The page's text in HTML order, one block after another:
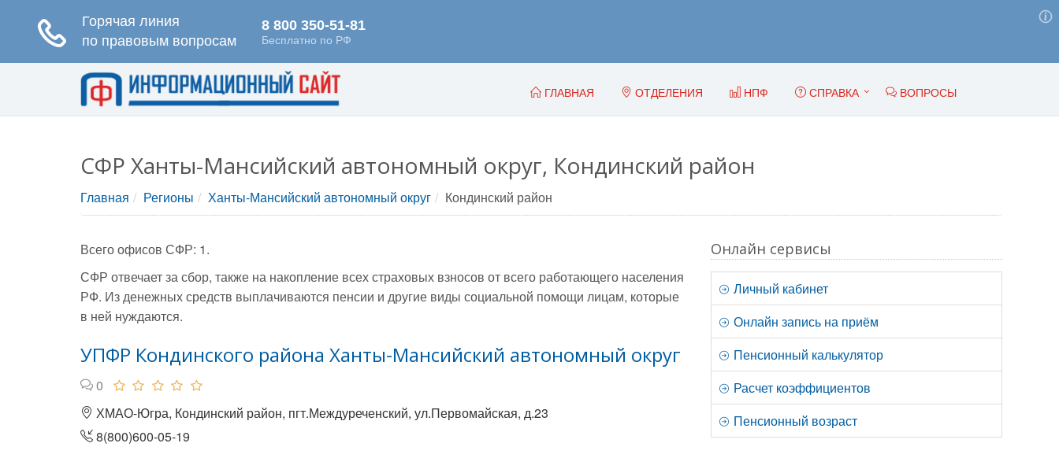
ГЛАВНАЯ ОТДЕЛЕНИЯ НПФ СПРАВКА ВОПРОСЫ
СФР Ханты-Мансийский автономный округ, Кондинский район
Главная Регионы Ханты-Мансийский автономный округ Кондинский район
Всего офисов СФР: 1.
СФР отвечает за сбор, также на накопление всех страховых взносов от всего работающего населения
РФ. Из денежных средств выплачиваются пенсии и другие виды социальной помощи лицам, которые
в ней нуждаются.
УПФР Кондинского района Ханты-Мансийский автономный округ
0
ХМАО-Югра, Кондинский район, пгт.Междуреченский, ул.Первомайская, д.23
8(800)600-05-19
Онлайн сервисы
Личный кабинет
Онлайн запись на приём
Пенсионный калькулятор
Расчет коэффициентов
Пенсионный возраст